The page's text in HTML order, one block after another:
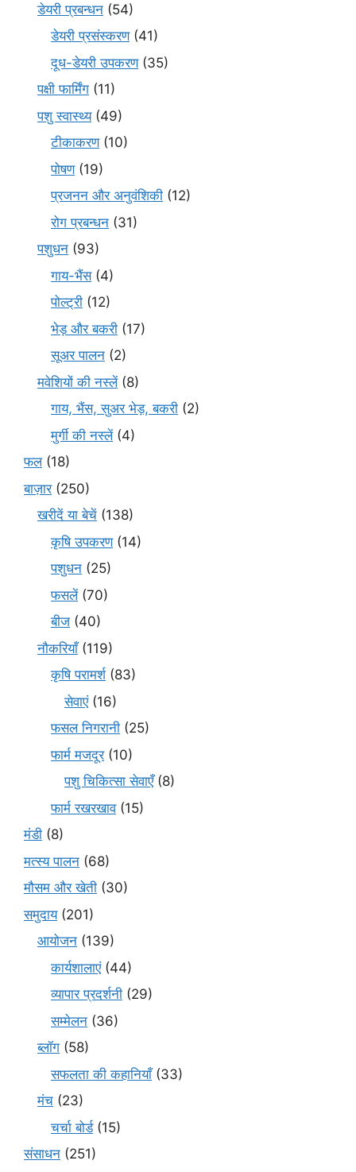
डेयरी प्रबन्धन (54)
डेयरी प्रसंस्करण(41)
दूध-डेयरी उपकरण(35)
पक्षी फार्मिंग (11)
पशु स्वास्थ्य(49)
टीकाकरण(10)
पोषण(19)
प्रजनन और अनुवंशिकी (12)
रोग प्रबन्धन (31)
पशुधन (93)
गाय-भैंस(4)
पोल्ट्री (12)
भेड़ और बकरी (17)
सूअर पालन (2)
मवेशियों की नस्लें(8)
गाय, भैंस, सुअर भेड़, बकरी (2)
मुर्गी की नस्लें(4)
फल(18)
बाज़ार(250)
खरीदें या बेचें (138)
कृषि उपकरण(14)
पशुधन (25)
फसलें(70)
बीज (40)
नौकरियाँ(119)
कृषि परामर्श(83)
सेवाएं(16)
फसल निगरानी (25)
फार्म मजदूर(10)
पशु चिकित्सा सेवाएँ(8)
फार्म रखरखाव(15)
मंडी (8)
मत्स्य पालन (68)
मौसम और खेती (30)
समुदाय(201)
आयोजन (139)
कार्यशालाएं(44)
व्यापार प्रदर्शनी (29)
सम्मेलन (36)
ब्लॉग (58)
सफलता की कहानियाँ(33)
मंच (23)
चर्चा बोर्ड(15)
संसाधन (251)